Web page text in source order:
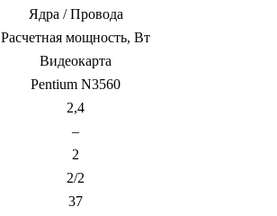
Ядра / Провода
Расчетная мощность, Вт
Видеокарта
Pentium N3560
2,4
–
2
2/2
37